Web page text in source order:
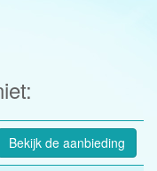
Bekijk de aanbieding